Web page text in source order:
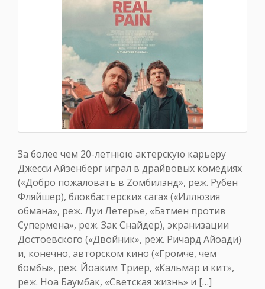
За более чем 20-летнюю актерскую карьеру
Джесси Айзенберг играл в драйвовых комедиях
(«Добро пожаловать в Zомбилэнд», реж. Рубен
Фляйшер), блокбастерских сагах («Иллюзия
обмана», реж. Луи Летерье, «Бэтмен против
Супермена», реж. Зак Снайдер), экранизации
Достоевского («Двойник», реж. Ричард Айоади)
и, конечно, авторском кино («Громче, чем
бомбы», реж. Йоаким Триер, «Кальмар и кит»,
реж. Ноа Баумбак, «Светская жизнь» и […]